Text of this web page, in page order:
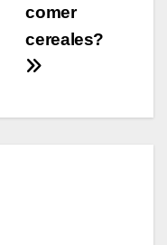
comer
cereales?